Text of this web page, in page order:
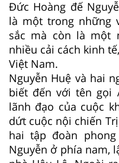
Đức Hoàng đế
là một trong những
sắc mà còn là một
nhiều cải cách kinh
Việt Nam.
Nguyễn Huệ và hai
biết đến với tên gọi
lãnh đạo của cuộc
dứt cuộc nội chiến
hai tập đoàn
Nguyễn ở phía nam,